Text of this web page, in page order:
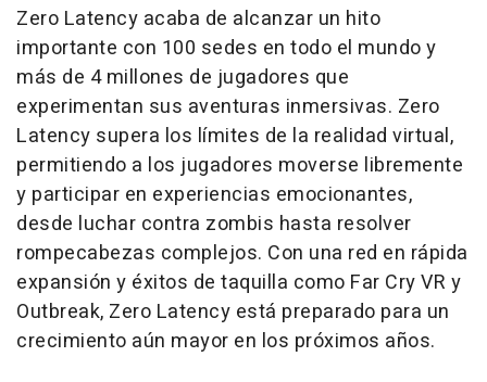
Zero Latency acaba de alcanzar un hito
importante con 100 sedes en todo el mundo y
más de 4 millones de jugadores que
experimentan sus aventuras inmersivas. Zero
Latency supera los límites de la realidad virtual,
permitiendo a los jugadores moverse libremente
y participar en experiencias emocionantes,
desde luchar contra zombis hasta resolver
rompecabezas complejos. Con una red en rápida
expansión y éxitos de taquilla como Far Cry VR y
Outbreak, Zero Latency está preparado para un
crecimiento aún mayor en los próximos años.